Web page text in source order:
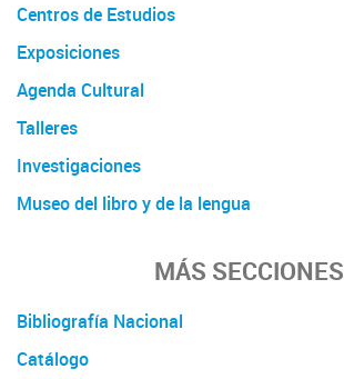
Centros de Estudios
Exposiciones
Agenda Cultural
Talleres
Investigaciones
Museo del libro y de la lengua
MÁS SECCIONES
Bibliografía Nacional
Catálogo